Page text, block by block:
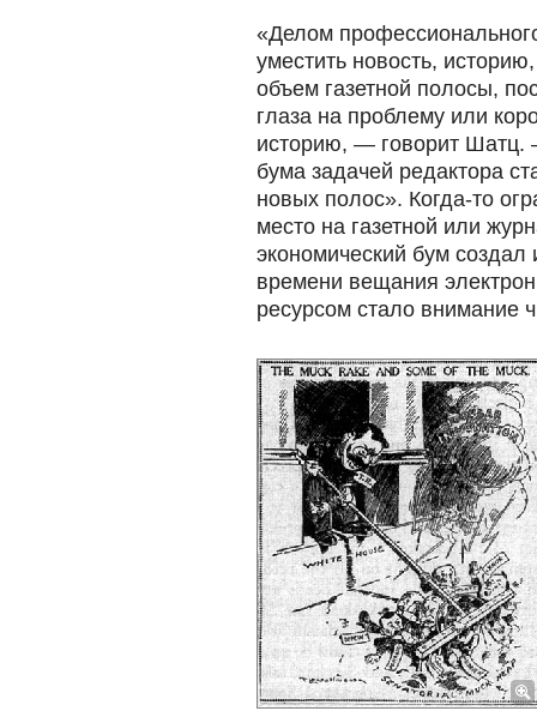
«Делом
уместить новость,
объем газетной полосы,
глаза на проблему или
историю, — говорит Шатц.
бума задачей редактора
новых полос». Когда-то
место на газетной или
экономический бум
времени вещания
ресурсом стало внимание